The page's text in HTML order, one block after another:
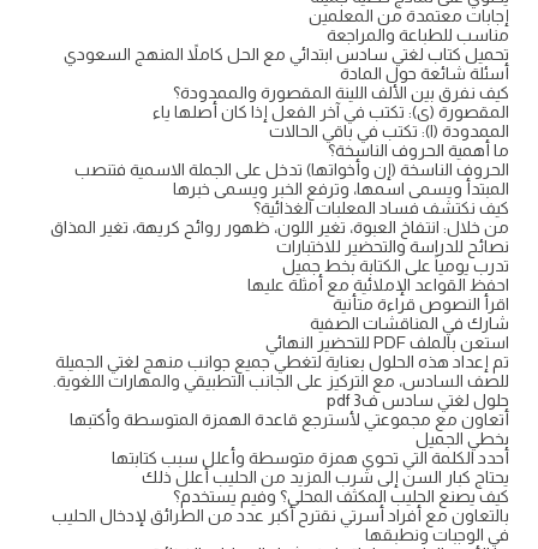
إجابات معتمدة من المعلمين
مناسب للطباعة والمراجعة
تحميل كتاب لغتي سادس ابتدائي مع الحل كاملاً المنهج السعودي
أسئلة شائعة حول المادة
كيف نفرق بين الألف اللينة المقصورة والممدودة؟
المقصورة (ى): تكتب في آخر الفعل إذا كان أصلها ياء
الممدودة (ا): تكتب في باقي الحالات
ما أهمية الحروف الناسخة؟
الحروف الناسخة (إن وأخواتها) تدخل على الجملة الاسمية فتنصب
المبتدأ ويسمى اسمها، وترفع الخبر ويسمى خبرها
كيف نكتشف فساد المعلبات الغذائية؟
من خلال: انتفاخ العبوة، تغير اللون، ظهور روائح كريهة، تغير المذاق
نصائح للدراسة والتحضير للاختبارات
تدرب يومياً على الكتابة بخط جميل
احفظ القواعد الإملائية مع أمثلة عليها
اقرأ النصوص قراءة متأنية
شارك في المناقشات الصفية
استعن بالملف PDF للتحضير النهائي
تم إعداد هذه الحلول بعناية لتغطي جميع جوانب منهج لغتي الجميلة
للصف السادس، مع التركيز على الجانب التطبيقي والمهارات اللغوية.
حلول لغتي سادس ف3 pdf
أتعاون مع مجموعتي لأسترجع قاعدة الهمزة المتوسطة وأكتبها
بخطي الجميل
أحدد الكلمة التي تحوي همزة متوسطة وأعلل سبب كتابتها
يحتاج كبار السن إلى شرب المزيد من الحليب أعلل ذلك
كيف يصنع الحليب المكثف المحلي؟ وفيم يستخدم؟
بالتعاون مع أفراد أسرتي نقترح أكبر عدد من الطرائق لإدخال الحليب
في الوجبات ونطبقها